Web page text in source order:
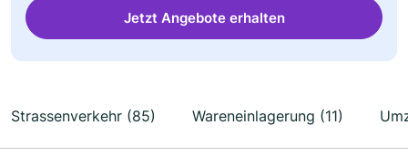
Jetzt Angebote erhalten
Strassenverkehr (85) Wareneinlagerung (11)